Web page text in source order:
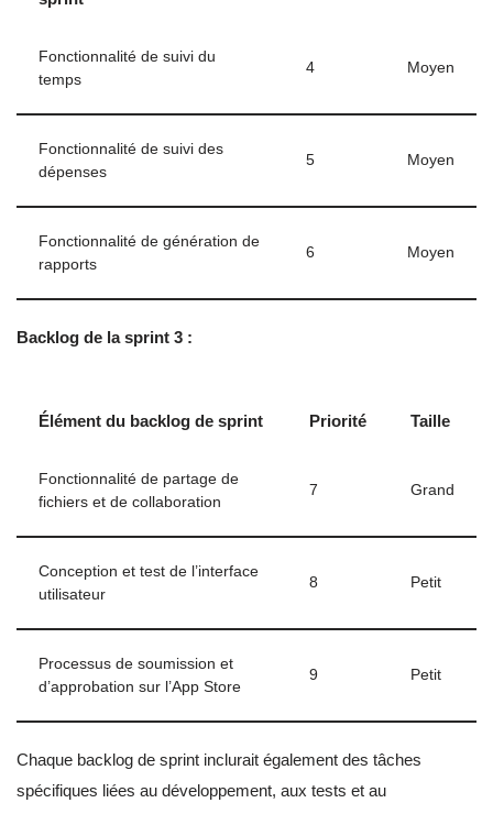
Fonctionnalité de suivi du
temps
4 Moyen
Fonctionnalité de suivi des
dépenses
5 Moyen
Fonctionnalité de génération de
rapports
6 Moyen
Backlog de la sprint 3 :
Élément du backlog de sprint Priorité Taille
Fonctionnalité de partage de
fichiers et de collaboration
7 Grand
Conception et test de l’interface
utilisateur
8 Petit
Processus de soumission et
d’approbation sur l’App Store
9 Petit
Chaque backlog de sprint inclurait également des tâches
spécifiques liées au développement, aux tests et au